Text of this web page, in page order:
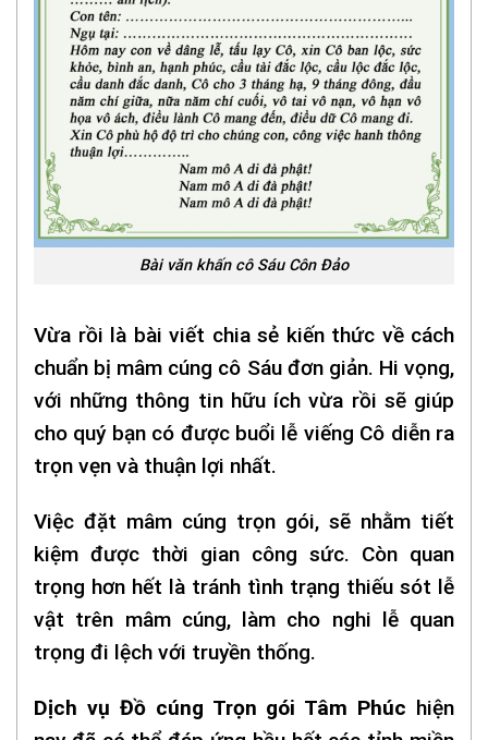
Bài văn khấn cô Sáu Côn Đảo
Vừa rồi là bài viết chia sẻ kiến thức về cách
chuẩn bị mâm cúng cô Sáu đơn giản. Hi vọng,
với những thông tin hữu ích vừa rồi sẽ giúp
cho quý bạn có được buổi lễ viếng Cô diễn ra
trọn vẹn và thuận lợi nhất.
Việc đặt mâm cúng trọn gói, sẽ nhằm tiết
kiệm được thời gian công sức. Còn quan
trọng hơn hết là tránh tình trạng thiếu sót lễ
vật trên mâm cúng, làm cho nghi lễ quan
trọng đi lệch với truyền thống.
Dịch vụ Đồ cúng Trọn gói Tâm Phúc hiện